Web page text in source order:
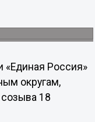
«Единая Россия»
округам,
18